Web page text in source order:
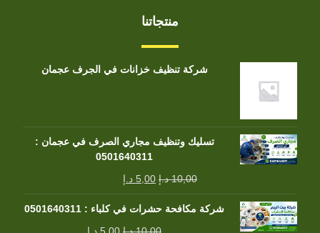
منتجاتنا
شركة تنظيف خزانات في الجرف عجمان
تسليك وتنظيف مجاري الصرف في عجمان :
0501640311
10,00 د.إ 5,00 د.إ
شركة مكافحة حشرات في كلباء : 0501640311